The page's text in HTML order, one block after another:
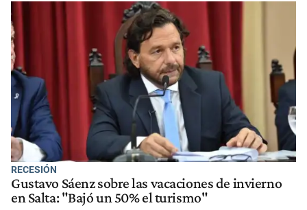
RECESIÓN
Gustavo Sáenz sobre las vacaciones de invierno
en Salta: "Bajó un 50% el turismo"